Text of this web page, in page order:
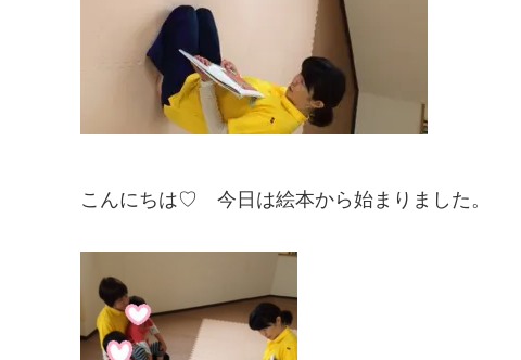
こんにちは♡ 今日は絵本から始まりました。